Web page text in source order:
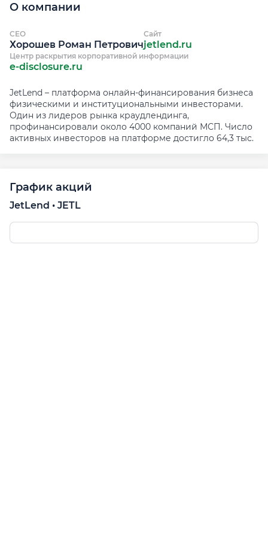
О компании
CEO
Хорошев Роман Петрович
Сайт
jetlend.ru
Центр раскрытия корпоративной информации
e-disclosure.ru
JetLend – платформа онлайн-финансирования бизнеса
физическими и институциональными инвесторами.
Один из лидеров рынка краудлендинга,
профинансировали около 4000 компаний МСП. Число
активных инвесторов на платформе достигло 64,3 тыс.
График акций
JetLend • JETL